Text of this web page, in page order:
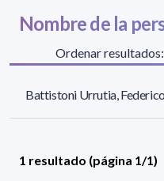
Nombre de la
Ordenar
Battistoni Urrutia, Federico
1 resultado (página 1/1)